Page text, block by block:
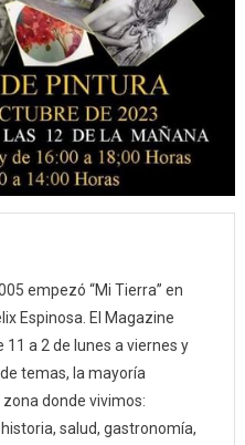
empezó “Mi Tierra” en
Espinosa. El Magazine
a 2 de lunes a viernes y
temas, la mayoría
donde vivimos:
salud, gastronomía,